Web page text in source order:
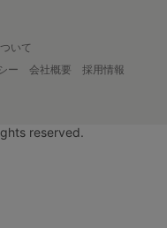
いて
ー 会社概要
採用情報
reserved.